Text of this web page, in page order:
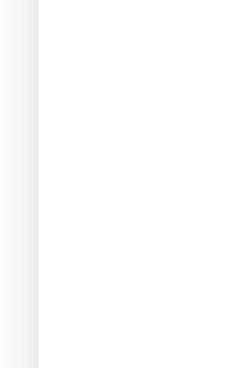
3.
Veillez à
Vérifiez
de
1
Dans tous
Faites
Si vous